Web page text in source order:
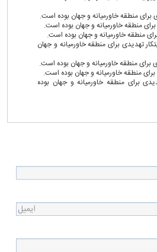
تهدیدی برای منطقه خاورمیانه و جهان
برای منطقه خاورمیانه و جهان بوده